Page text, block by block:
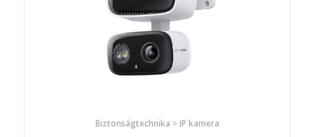
Biztonságtechnika > IP kamera